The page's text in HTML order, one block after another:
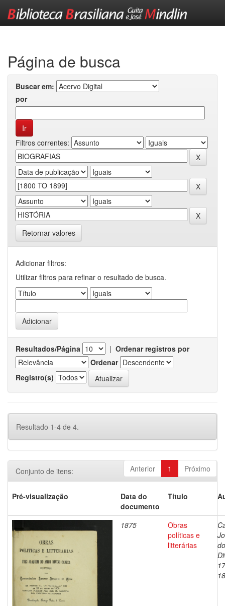
Página de busca
Buscar em:
por
Filtros correntes:
Retornar valores
Adicionar filtros:
Utilizar filtros para refinar o resultado de busca.
Resultados/Página | Ordenar registros por
Ordenar
Registro(s)
Resultado 1-4 de 4.
Anterior 1 Próximo
Conjunto de itens:
Pré-visualização
Data do
documento
Título
1875
Obras
políticas e
litterárias